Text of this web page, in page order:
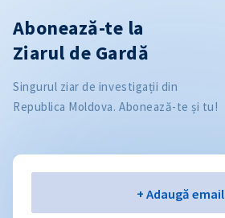
Abonează-te la
Ziarul de Gardă
Singurul ziar de investigații din
Republica Moldova. Abonează-te și tu!
+ Adaugă email